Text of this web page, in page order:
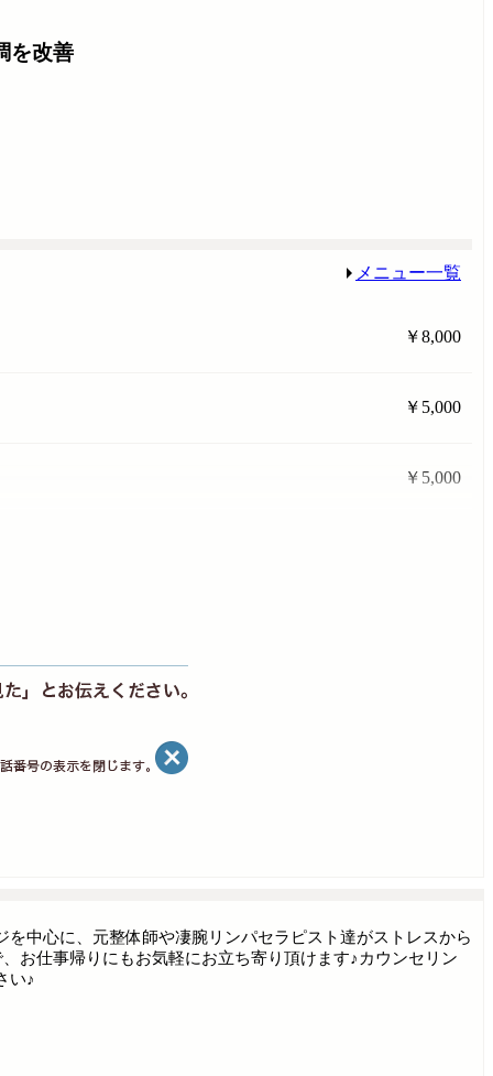
を改善
メニュー一覧
￥8,000
￥5,000
￥5,000
中心に、元整体師や凄腕リンパセラピスト達がストレスから
お仕事帰りにもお気軽にお立ち寄り頂けます♪カウンセリン
い♪